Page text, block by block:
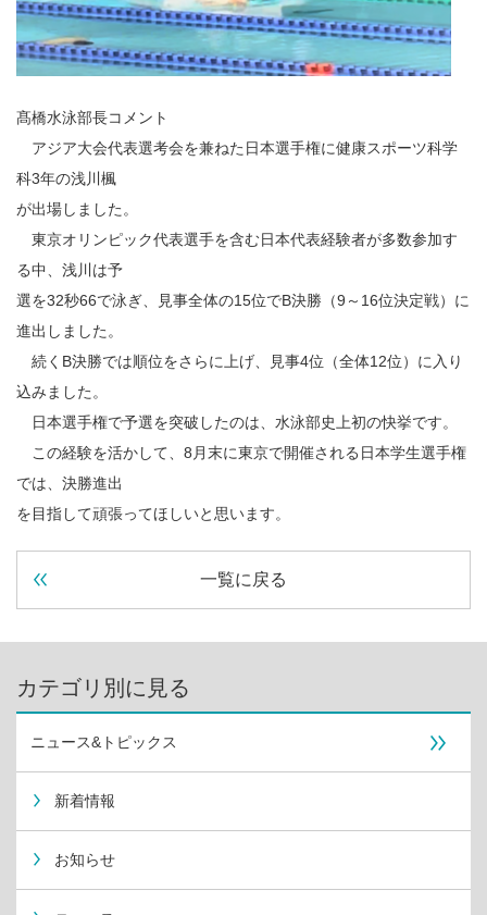
髙橋水泳部長コメント
アジア大会代表選考会を兼ねた日本選手権に健康スポーツ科学
科3年の浅川楓
が出場しました。
東京オリンピック代表選手を含む日本代表経験者が多数参加す
る中、浅川は予
選を32秒66で泳ぎ、見事全体の15位でB決勝（9～16位決定戦）に
進出しました。
続くB決勝では順位をさらに上げ、見事4位（全体12位）に入り
込みました。
日本選手権で予選を突破したのは、水泳部史上初の快挙です。
この経験を活かして、8月末に東京で開催される日本学生選手権
では、決勝進出
を目指して頑張ってほしいと思います。
一覧に戻る
カテゴリ別に見る
ニュース&トピックス
新着情報
お知らせ